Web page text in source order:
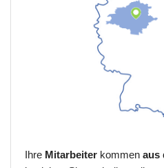
Ihre Mitarbeiter kommen aus